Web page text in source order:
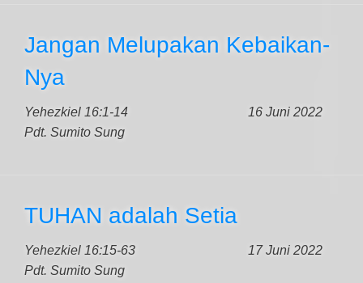
Jangan Melupakan Kebaikan-
Nya
Yehezkiel 16:1-14
16 Juni 2022
Pdt. Sumito Sung
TUHAN adalah Setia
Yehezkiel 16:15-63
17 Juni 2022
Pdt. Sumito Sung